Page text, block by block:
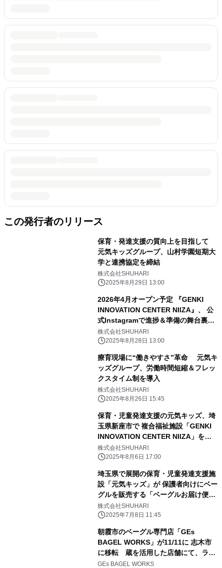
この発行者のリリース
保育・発達支援の質向上を目指して
元気キッズグループ、山村学園短期大
学と連携協定を締結
株式会社SHUHARI
2025年8月29日 13:00
2026年4月オープン予定 『GENKI
INNOVATION CENTER NIIZA』、 公
式Instagramで進捗＆準備の舞台裏を
発信開始
株式会社SHUHARI
2025年8月28日 13:00
療育現場に“働きやすさ”革命 元気キ
ッズグループ、労働時間短縮＆フレッ
クスタイム制を導入
株式会社SHUHARI
2025年8月26日 15:45
保育・児童発達支援の元気キッズ、埼
玉県新座市で 複合福祉施設「GENKI
INNOVATION CENTER NIIZA」を
2026年4月にオープン
株式会社SHUHARI
2025年8月6日 17:00
埼玉県で展開の保育・児童発達支援施
設「元気キッズ」が 保護者向けにベー
グルを販売する「ベーグルお届け便」
を 本格始動！ 地元ベーグル専門店
「GEs BAGEL WORKS」と連携
株式会社SHUHARI
2025年7月8日 11:45
朝霞市のベーグル専門店「GEs
BAGEL WORKS」が11/11に 志木市
に移転 蔵を活用した店舗にて、ラン
チ営業もスタート！
GEs BAGEL WORKS